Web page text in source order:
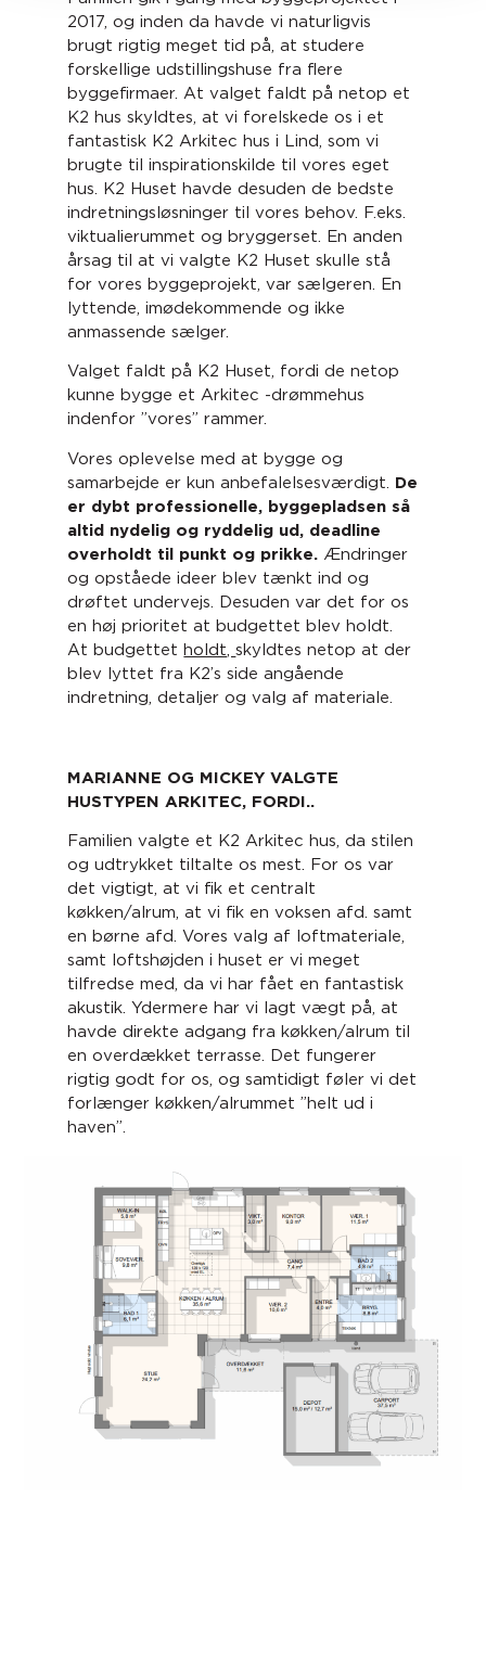
2017, og inden da havde vi naturligvis
brugt rigtig meget tid på, at studere
forskellige udstillingshuse fra flere
byggefirmaer. At valget faldt på netop et
K2 hus skyldtes, at vi forelskede os i et
fantastisk K2 Arkitec hus i Lind, som vi
brugte til inspirationskilde til vores eget
hus. K2 Huset havde desuden de bedste
indretningsløsninger til vores behov. F.eks.
viktualierummet og bryggerset. En anden
årsag til at vi valgte K2 Huset skulle stå
for vores byggeprojekt, var sælgeren. En
lyttende, imødekommende og ikke
anmassende sælger.
Valget faldt på K2 Huset, fordi de netop
kunne bygge et Arkitec -drømmehus
indenfor ”vores” rammer.
Vores oplevelse med at bygge og
samarbejde er kun anbefalelsesværdigt. De
er dybt professionelle, byggepladsen så
altid nydelig og ryddelig ud, deadline
overholdt til punkt og prikke. Ændringer
og opståede ideer blev tænkt ind og
drøftet undervejs. Desuden var det for os
en høj prioritet at budgettet blev holdt.
At budgettet holdt,skyldtes netop at der
blev lyttet fra K2’s side angående
indretning, detaljer og valg af materiale.
MARIANNE OG MICKEY VALGTE
HUSTYPEN ARKITEC, FORDI..
Familien valgte et K2 Arkitec hus, da stilen
og udtrykket tiltalte os mest. For os var
det vigtigt, at vi fik et centralt
køkken/alrum, at vi fik en voksen afd. samt
en børne afd. Vores valg af loftmateriale,
samt loftshøjden i huset er vi meget
tilfredse med, da vi har fået en fantastisk
akustik. Ydermere har vi lagt vægt på, at
havde direkte adgang fra køkken/alrum til
en overdækket terrasse. Det fungerer
rigtig godt for os, og samtidigt føler vi det
forlænger køkken/alrummet ”helt ud i
haven”.